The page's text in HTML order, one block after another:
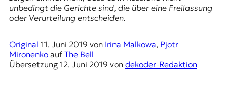
W
i
e
n
unbedingt die Gerichte sind, die über eine Freilassung
oder Verurteilung entscheiden.
Original 11. Juni 2019 von Irina Malkowa, Pjotr
Mironenkoauf The Bell
Übersetzung 12. Juni 2019 von dekoder-Redaktion